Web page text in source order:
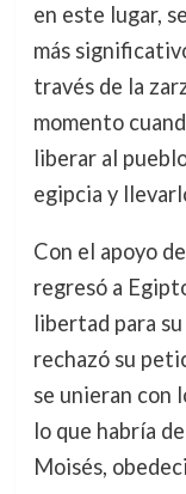
en este lugar,
más
través de la
momento
liberar al
egipcia y
Con el apoyo
regresó a
libertad para
rechazó su
se unieran con
lo que habría
Moisés,